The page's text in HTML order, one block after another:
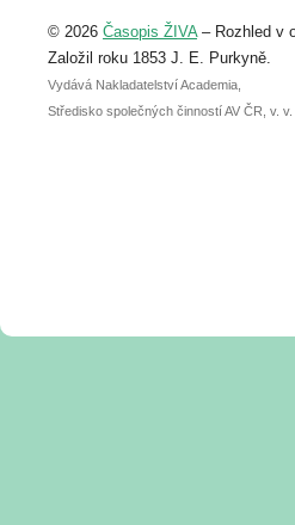
abstraktu přihlášené přednášky
posteru je už 30. června.
© 2026 Časopis ŽIVA– Rozhled v
Založil roku 1853 J. E. Purkyně.
Vydává Nakladatelství Academia,
Středisko společných činností AV ČR, v.